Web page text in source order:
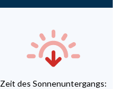
Zeit des Sonnenuntergangs: